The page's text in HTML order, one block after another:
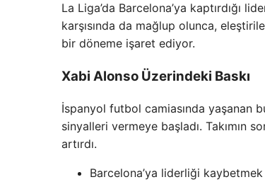
La Liga’da Barcelona’ya kaptırdığı
karşısında da mağlup olunca,
bir döneme işaret ediyor.
Xabi Alonso Üzerindeki Baskı
İspanyol futbol camiasında yaşanan
sinyalleri vermeye başladı. Takımın
artırdı.
Barcelona’ya liderliği kaybetmek